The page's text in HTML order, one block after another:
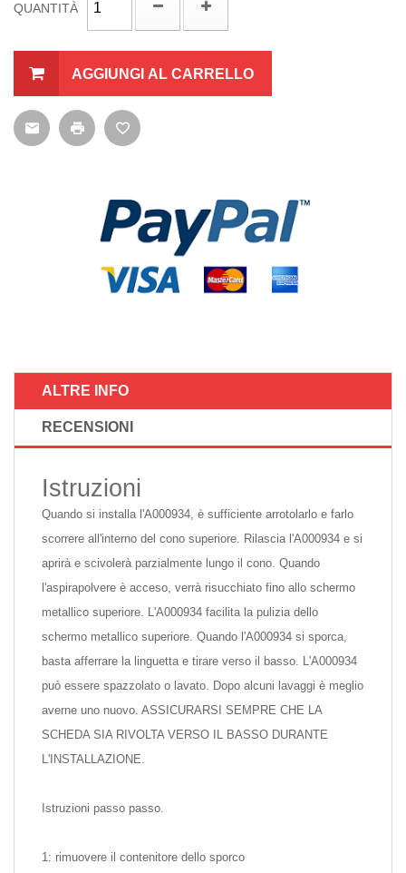
QUANTITÀ
AGGIUNGI AL CARRELLO
ALTRE INFO
RECENSIONI
Istruzioni
Quando si installa l'A000934, è sufficiente arrotolarlo e farlo
scorrere all'interno del cono superiore. Rilascia l'A000934 e si
aprirà e scivolerà parzialmente lungo il cono. Quando
l'aspirapolvere è acceso, verrà risucchiato fino allo schermo
metallico superiore. L'A000934 facilita la pulizia dello
schermo metallico superiore. Quando l'A000934 si sporca,
basta afferrare la linguetta e tirare verso il basso. L'A000934
può essere spazzolato o lavato. Dopo alcuni lavaggi è meglio
averne uno nuovo. ASSICURARSI SEMPRE CHE LA
SCHEDA SIA RIVOLTA VERSO IL BASSO DURANTE
L'INSTALLAZIONE.
Istruzioni passo passo.
1: rimuovere il contenitore dello sporco